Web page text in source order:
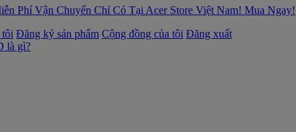
Phí Vận Chuyển Chỉ Có Tại Acer Store Việt Nam! Mua Ngay!
tôi Đăng ký sản phẩm Cộng đồng của tôi Đăng xuất
là gì?